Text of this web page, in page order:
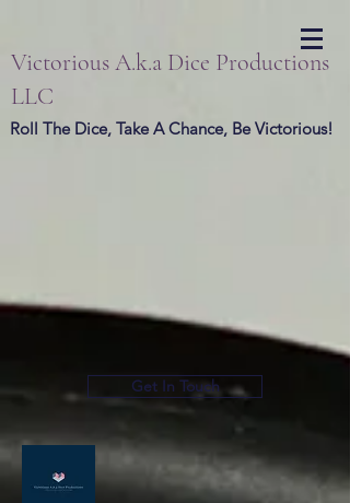
Victorious A.k.a Dice Productions
LLC
Roll The Dice, Take A Chance, Be Victorious!
Get In Touch